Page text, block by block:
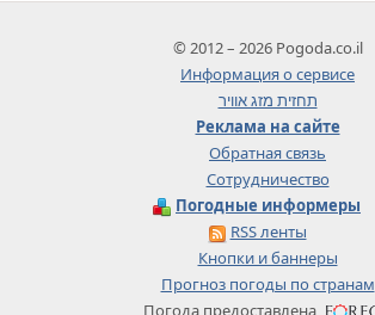
© 2012 – 2026 Pogoda.co.il
Информация о сервисе
תחזית מזג אוויר
Реклама на сайте
Обратная связь
Сотрудничество
Погодные информеры
RSS ленты
Кнопки и баннеры
Прогноз погоды по странам
Погода предоставлена